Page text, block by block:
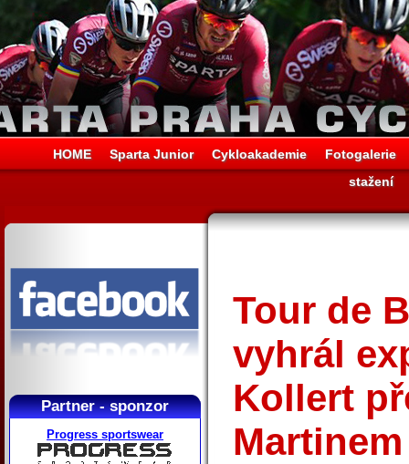
HOME Sparta Junior Cykloakademie
Fotogalerie
stažení
Partner - sponzor
Progress sportswear
Tour de
vyhrál
Kollert